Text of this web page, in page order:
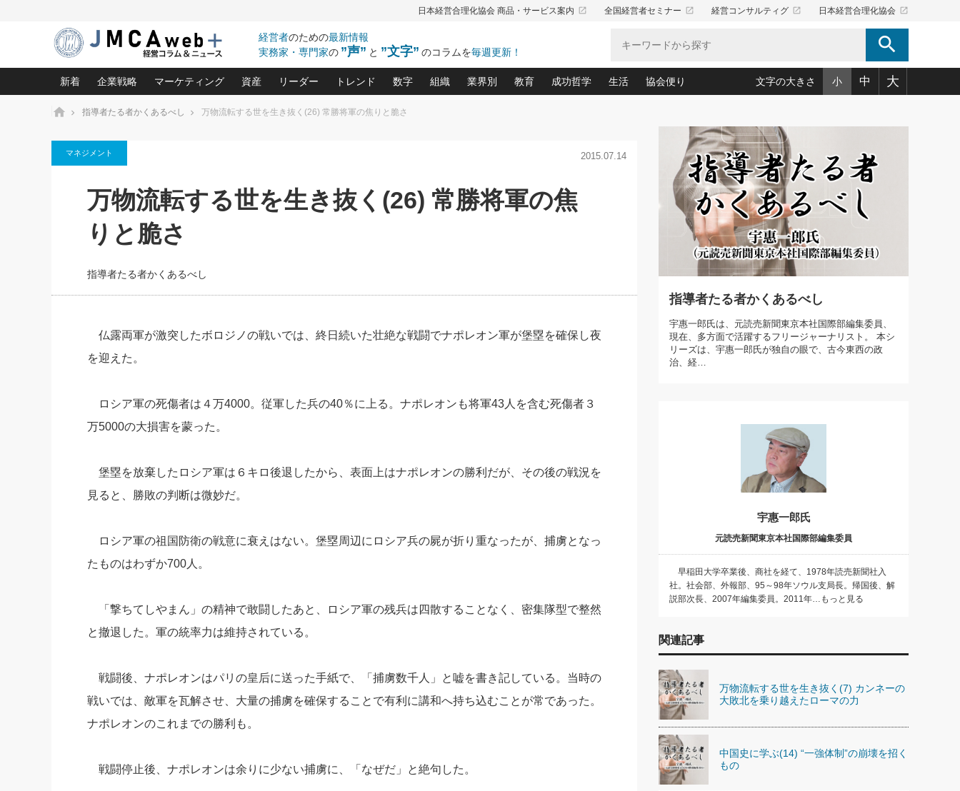
日本経営合理化協会 商品・サービス案内 launch 全国経営者セミナー launch 経営コンサルティグ launch 日本経営合理化協会 launch
経営者のための最新情報
実務家・専門家の ”声” と ”文字” のコラムを毎週更新！ search
新着
相談15：銀行がやたらと固定金
利を勧めてきます！やはり固定
がよいのでしょうか！
2026.08.7
日号）
2026.08.5 2026.08.5
第86回 「言葉狩り」
もっとみる
企業戦略
中小企業の「１位づくり」戦略(96)
利益を最大化する「業務改善」横田尚哉氏(5)
強い会社を築く ビジネス・クリニック(240)
日本レーザー「人を大切にしながら利益を上げる経営」の極意
(3)
武器としてのM&A入門(3)
社長のための“儲かる通販”戦略視点(151)
継続経営 百話百行(85)
マーケティング
ロングセラーの玉手箱(9)
大復活＆快進撃！ユニバーサルスタジオジャパンの成功要因と
は(5)
酒井光雄 成功事例に学ぶ繁栄企業のブランド戦略(39)
資産
中国経済の最新動向(204)
事業承継の前に、決めておきたい、知っておきたい、やってお
リーダー
ピョートル・F・グジバチの『経営戦略の新常識』(12)
次もあなたにお願いしたいと思われる「一流の仕事術」(28)
社長の右腕をつくる 人と組織を動かす(200)
トレンド
北村森の「今月のヒット商品」(109)
数字
会社を守り抜くための緊急対策(100)
強い決算書の会社はココが違う！(36)
銀行交渉はこうしなさい！(12)
組織
職場の生産性を下げるハラスメントの予防策(10)
賃金決定の定石(68)
顧客・社員・社会から支持される「ウェルビーイング経営入
業界別
大久保一彦の“流行る”お店の仕組みづくり(210)
柿内幸夫─社長のための現場改善(174)
教育
あなただからお願いしたいと思われる 気配りの達人(127)
クレーム対応 実践マニュアル(92)
クレーム対応の新知識と新常識(57)
デキル社員に育てる！ 社員教育の決め手(203)
社長のための“全員営業”(30)
成功哲学
中国哲学に学ぶ 不況は会社守成の好機(38)
令和時代の「社長の人間力の磨き方」(86)
先人の名句名言の教え 東洋思想に学ぶ経営学(132)
渡部昇一の「日本の指導者たち」(32)
生活
おのころ心平の ──社長のための「か・ら・だマネジメント」
(50)
デジタルＡＶを味方に！新・仕事術(180)
リーダー脳の鍛え方(32)
ワインを楽しむ基礎レッスン(12)
必読！社長が読むべき今月の4冊(88)
眼と耳で楽しむ読書術(162)
社長の「氣」(30)
米国スポーツ・ビジネスに学ぶ心理学(98)
高橋一喜の『これぞ！"本物の温泉"』(157)
協会便り
「愛読者通信」著者インタビュー(44)
ビジネス見聞録 経営ニュース(100)
作間信司の経営無形庵(けいえいむぎょうあん)(166)
経営セミナー情報局(1)
繁栄への着眼点 牟田太陽(76)
講話を聞いて学ぼう 実学・耳学・磨く「ミミガク」のすすめ
文字の大きさ 小 中 大
ホーム 指導者たる者かくあるべし 万物流転する世を生き抜く(26) 常勝将軍の焦りと脆さ
マネジメント 2015.07.14
万物流転する世を生き抜く(26) 常勝将軍の焦
りと脆さ
指導者たる者かくあるべし
仏露両軍が激突したボロジノの戦いでは、終日続いた壮絶な戦闘でナポレオン軍が堡塁を確保し夜
を迎えた。
ロシア軍の死傷者は４万4000。従軍した兵の40％に上る。ナポレオンも将軍43人を含む死傷者３
万5000の大損害を蒙った。
堡塁を放棄したロシア軍は６キロ後退したから、表面上はナポレオンの勝利だが、その後の戦況を
見ると、勝敗の判断は微妙だ。
ロシア軍の祖国防衛の戦意に衰えはない。堡塁周辺にロシア兵の屍が折り重なったが、捕虜となっ
たものはわずか700人。
「撃ちてしやまん」の精神で敢闘したあと、ロシア軍の残兵は四散することなく、密集隊型で整然
と撤退した。軍の統率力は維持されている。
戦闘後、ナポレオンはパリの皇后に送った手紙で、「捕虜数千人」と嘘を書き記している。当時の
戦いでは、敵軍を瓦解させ、大量の捕虜を確保することで有利に講和へ持ち込むことが常であった。
ナポレオンのこれまでの勝利も。
戦闘停止後、ナポレオンは余りに少ない捕虜に、「なぜだ」と絶句した。
指導者たる者かくあるべし
宇惠一郎氏は、元読売新聞東京本社国際部編集委員、
現在、多方面で活躍するフリージャーナリスト。 本シ
リーズは、宇惠一郎氏が独自の眼で、古今東西の政
治、経…
宇惠一郎氏
元読売新聞東京本社国際部編集委員
早稲田大学卒業後、商社を経て、1978年読売新聞社入
社。社会部、外報部、95～98年ソウル支局長。帰国後、解
説部次長、2007年編集委員。2011年…もっと見る
関連記事
万物流転する世を生き抜く(7) カンネーの
大敗北を乗り越えたローマの力
中国史に学ぶ(14) “一強体制”の崩壊を招く
もの